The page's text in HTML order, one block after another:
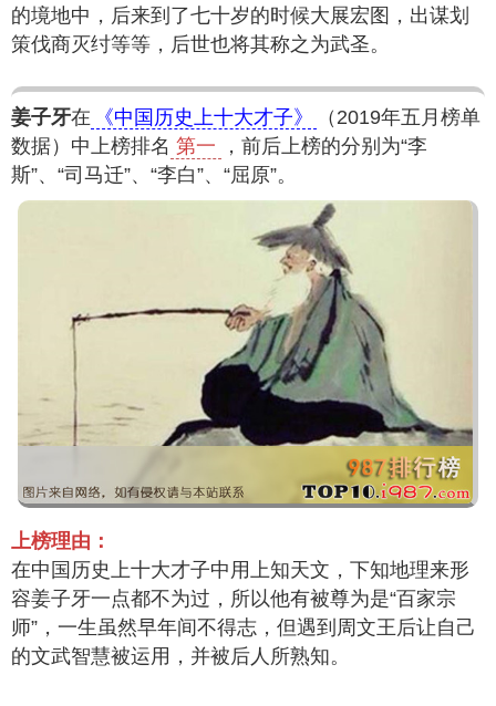
的境地中，后来到了七十岁的时候大展宏图，出谋划
策伐商灭纣等等，后世也将其称之为武圣。
姜子牙在 《中国历史上十大才子》
（2019年五月榜单
数据）中上榜排名 第一
，前后上榜的分别为“李
斯”、“司马迁”、“李白”、“屈原”。
上榜理由：
在中国历史上十大才子中用上知天文，下知地理来形
容姜子牙一点都不为过，所以他有被尊为是“百家宗
师”，一生虽然早年间不得志，但遇到周文王后让自己
的文武智慧被运用，并被后人所熟知。